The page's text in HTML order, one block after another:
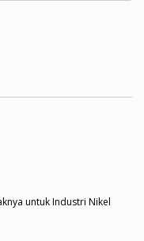
untuk Industri Nikel